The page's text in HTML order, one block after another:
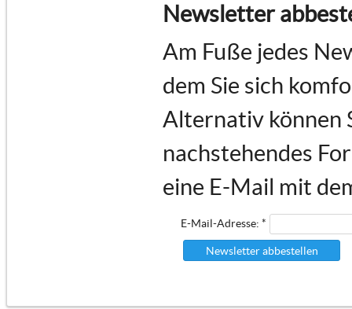
Newsletter
Am Fuße jedes
dem Sie sich
Alternativ können
nachstehendes
eine E-Mail mit
Newsletter abbestellen
E-Mail-Adresse: *